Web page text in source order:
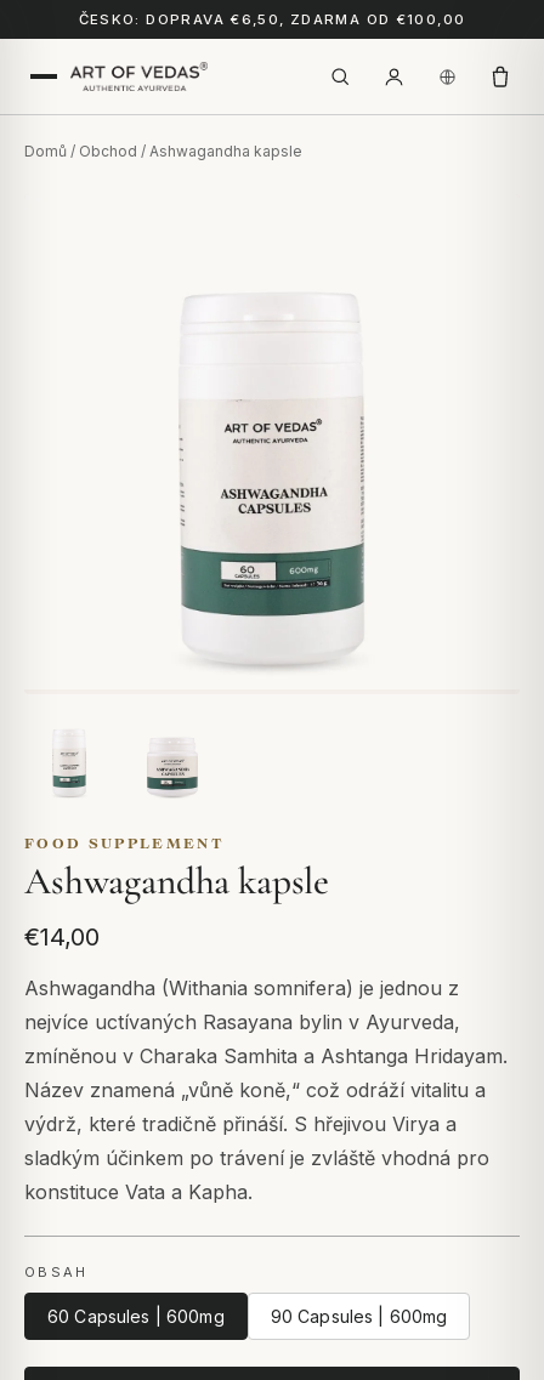
ČESKO: DOPRAVA €6,50, ZDARMA OD €100,00
Domů / Obchod / Ashwagandha kapsle
FOOD SUPPLEMENT
Ashwagandha kapsle
€14,00
Ashwagandha (Withania somnifera) je jednou z
nejvíce uctívaných Rasayana bylin v Ayurveda,
zmíněnou v Charaka Samhita a Ashtanga Hridayam.
Název znamená „vůně koně,“ což odráží vitalitu a
výdrž, které tradičně přináší. S hřejivou Virya a
sladkým účinkem po trávení je zvláště vhodná pro
konstituce Vata a Kapha.
OBSAH
60 Capsules | 600mg 90 Capsules | 600mg